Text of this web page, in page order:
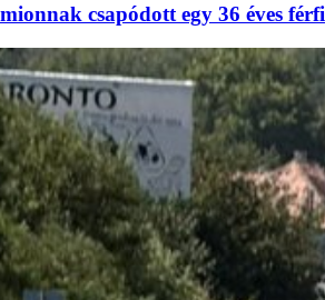
csapódott egy 36 éves férfi